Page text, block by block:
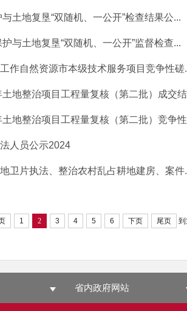
土地复垦“双随机、一公开”检查结果公...
与土地复垦“双随机、一公开”监督检查...
作自然资源市本级技术服务项目竞争性磋
地整治项目工程量复核（第二批）成交
地整治项目工程量复核（第二批）竞争
人员公示2024
卫片执法、整治农村乱占耕地建房、案件
1 2 3 4 5 6 下页 尾页 到
省内政府网站